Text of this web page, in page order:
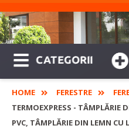
CATEGORII
HOME FERESTRE
TERMOEXPRESS - TÂMPLĂRIE
PVC, TÂMPLĂRIE DIN LEMN CU